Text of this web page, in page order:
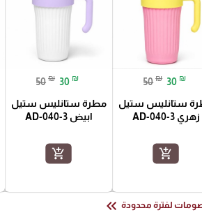
50 ₪ 30 ₪
ستانليس ستيل
زهري AD-040-3
add_shopping_cart
50 ₪ 30 ₪
مطرة ستانليس ستيل
ابيض AD-040-3
add_shopping_cart
لفترة محدودة keyboard_double_arrow_left